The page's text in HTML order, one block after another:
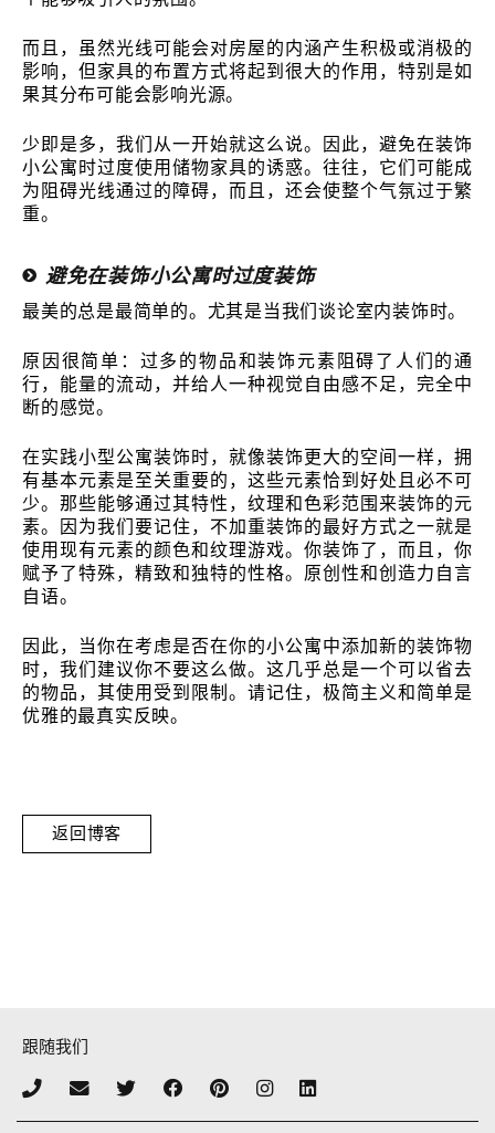
而且，虽然光线可能会对房屋的内涵产生积极或消极的
影响，但家具的布置方式将起到很大的作用，特别是如
果其分布可能会影响光源。
少即是多，我们从一开始就这么说。因此，避免在装饰
小公寓时过度使用储物家具的诱惑。往往，它们可能成
为阻碍光线通过的障碍，而且，还会使整个气氛过于繁
重。
避免在装饰小公寓时过度装饰
最美的总是最简单的。尤其是当我们谈论室内装饰时。
原因很简单：过多的物品和装饰元素阻碍了人们的通
行，能量的流动，并给人一种视觉自由感不足，完全中
断的感觉。
在实践小型公寓装饰时，就像装饰更大的空间一样，拥
有基本元素是至关重要的，这些元素恰到好处且必不可
少。那些能够通过其特性，纹理和色彩范围来装饰的元
素。因为我们要记住，不加重装饰的最好方式之一就是
使用现有元素的颜色和纹理游戏。你装饰了，而且，你
赋予了特殊，精致和独特的性格。原创性和创造力自言
自语。
因此，当你在考虑是否在你的小公寓中添加新的装饰物
时，我们建议你不要这么做。这几乎总是一个可以省去
的物品，其使用受到限制。请记住，极简主义和简单是
优雅的最真实反映。
返回博客
跟随我们